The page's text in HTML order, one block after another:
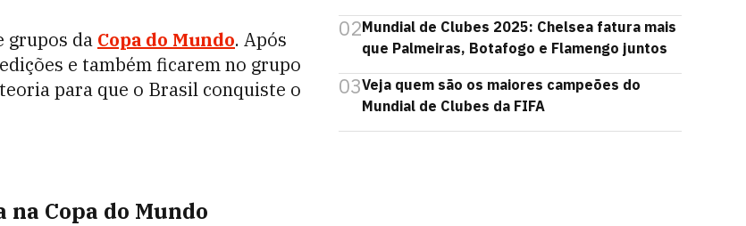
grupos da Copa do Mundo. Após
e também ficarem no grupo
para que o Brasil conquiste o
Copa do Mundo
02Mundial de Clubes 2025: Chelsea fatura mais
que Palmeiras, Botafogo e Flamengo juntos
03Veja quem são os maiores campeões do
Mundial de Clubes da FIFA